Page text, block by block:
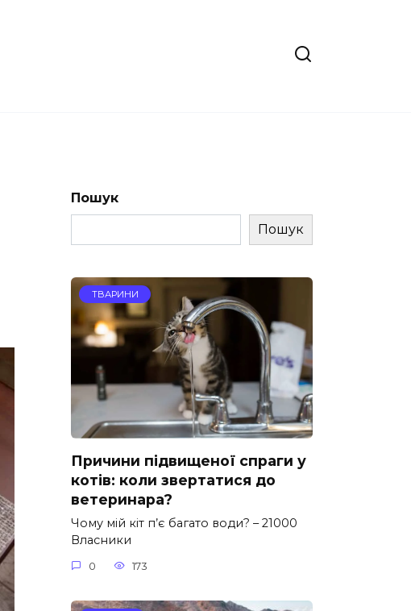
Пошук
Пошук
ТВАРИНИ
Причини підвищеної спраги у
котів: коли звертатися до
ветеринара?
Чому мій кіт п’є багато води? – 21000
Власники
0 173